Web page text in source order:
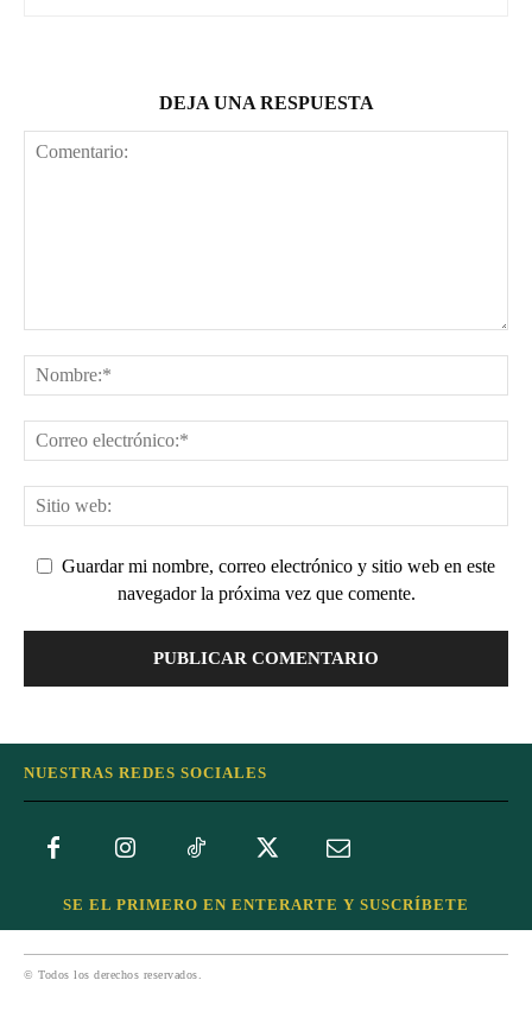
DEJA UNA RESPUESTA
Guardar mi nombre, correo electrónico y sitio web en este
navegador la próxima vez que comente.
NUESTRAS REDES SOCIALES
SE EL PRIMERO EN ENTERARTE Y SUSCRÍBETE
© Todos los derechos reservados.